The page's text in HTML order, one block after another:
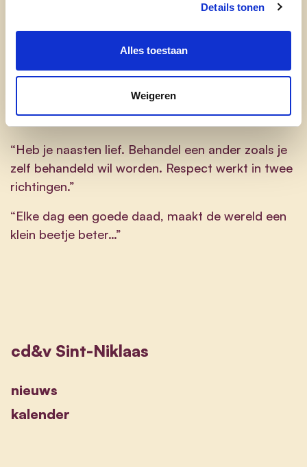
Details tonen
Alles toestaan
Weigeren
Een bruisend verenigingsleven
“Heb je naasten lief. Behandel een ander zoals je
zelf behandeld wil worden. Respect werkt in twee
richtingen.”
“Elke dag een goede daad, maakt de wereld een
klein beetje beter…”
cd&v Sint-Niklaas
nieuws
kalender